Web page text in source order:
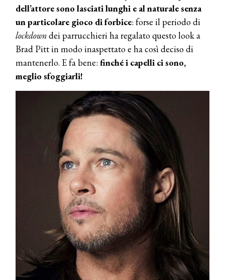
dell’attore sono lasciati lunghi e al naturale senza
un particolare gioco di forbice: forse il periodo di
lockdowndei parrucchieri ha regalato questo look a
Brad Pitt in modo inaspettato e ha così deciso di
mantenerlo. E fa bene: finché i capelli ci sono,
meglio sfoggiarli!